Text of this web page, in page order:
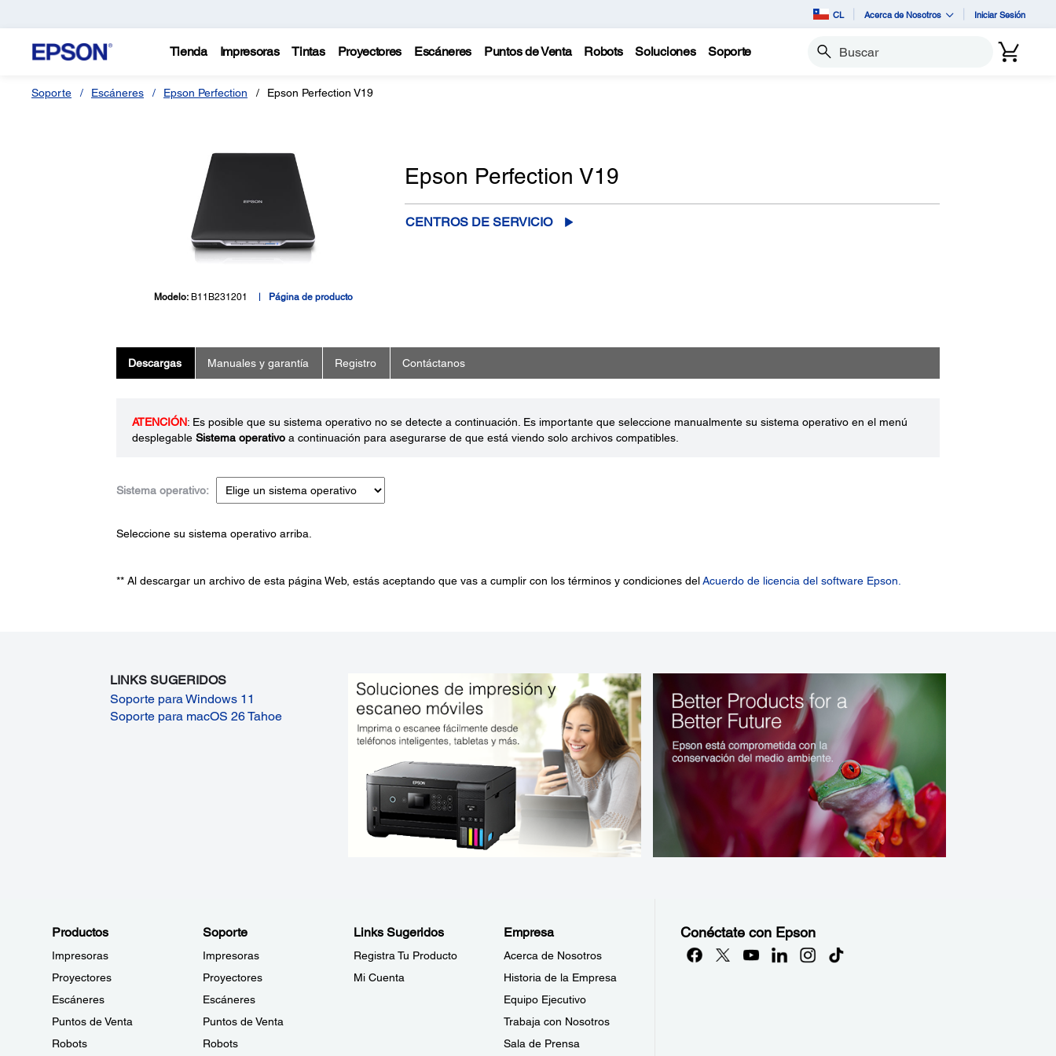
CL Acerca de Nosotros Iniciar Sesión
Tienda Impresoras Tintas Proyectores Escáneres Puntos de Venta Robots Soluciones Soporte Buscar
Soporte Escáneres Epson Perfection Epson Perfection V19
Modelo: B11B231201 Página de producto
Epson Perfection V19
CENTROS DE SERVICIO
Descargas Manuales y garantía Registro Contáctanos
ATENCIÓN: Es posible que su sistema operativo no se detecte a continuación. Es importante que seleccione manualmente su sistema operativo en el menú
desplegable Sistema operativoa continuación para asegurarse de que está viendo solo archivos compatibles.
Sistema operativo:
Seleccione su sistema operativo arriba.
** Al descargar un archivo de esta página Web, estás aceptando que vas a cumplir con los términos y condiciones delAcuerdo de licencia del software Epson.
LINKS SUGERIDOS
Soporte para Windows 11
Soporte para macOS 26 Tahoe
Productos
Impresoras
Proyectores
Escáneres
Puntos de Venta
Robots
Soporte
Impresoras
Proyectores
Escáneres
Puntos de Venta
Robots
Links Sugeridos
Registra Tu Producto
Mi Cuenta
Empresa
Acerca de Nosotros
Historia de la Empresa
Equipo Ejecutivo
Trabaja con Nosotros
Sala de Prensa
Conéctate con Epson